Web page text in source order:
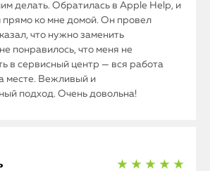
делать. Обратилась в Apple Help, и
прямо ко мне домой. Он провел
что нужно заменить
понравилось, что меня не
в сервисный центр — вся работа
месте. Вежливый и
подход. Очень довольна!
★ ★ ★ ★ ★